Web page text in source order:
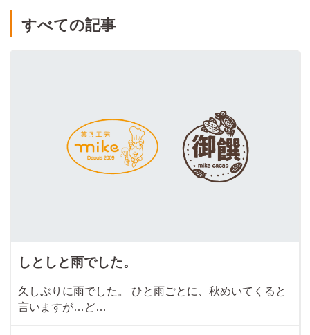
すべての記事
しとしと雨でした。
久しぶりに雨でした。 ひと雨ごとに、秋めいてくると
言いますが…ど…